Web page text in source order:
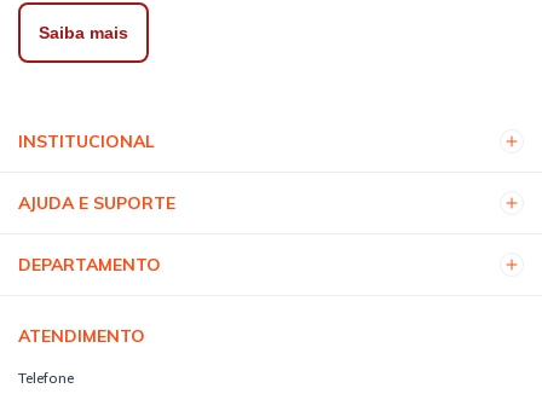
Saiba mais
INSTITUCIONAL
AJUDA E SUPORTE
DEPARTAMENTO
ATENDIMENTO
Telefone